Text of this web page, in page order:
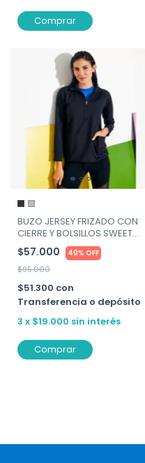
Comprar
BUZO JERSEY FRIZADO CON
CIERRE Y BOLSILLOS SWEET
LADY -ART. 20312-030
$57.000 40% OFF
$95.000
$51.300 con
Transferencia o depósito
3 x $19.000 sin interés
Comprar